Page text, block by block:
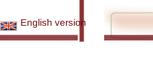
English version